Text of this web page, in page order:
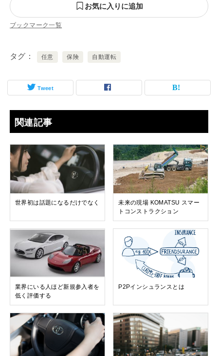
お気に入りに追加
ブックマーク一覧
タグ 任意 保険 自動運転
Tweet
関連記事
世界初は話題になるだけでなく
未来の現場 KOMATSU スマー
トコンストラクション
業界にいる人ほど新規参入者を
低く評価する
P2Pインシュランスとは